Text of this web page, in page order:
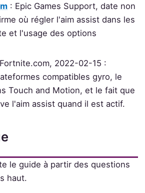
: Epic Games Support, date non
où régler l'aim assist dans les
et l'usage des options
2022-02-15 :
compatibles gyro, le
Touch and Motion, et le fait que
l'aim assist quand il est actif.
le guide à partir des questions
haut.